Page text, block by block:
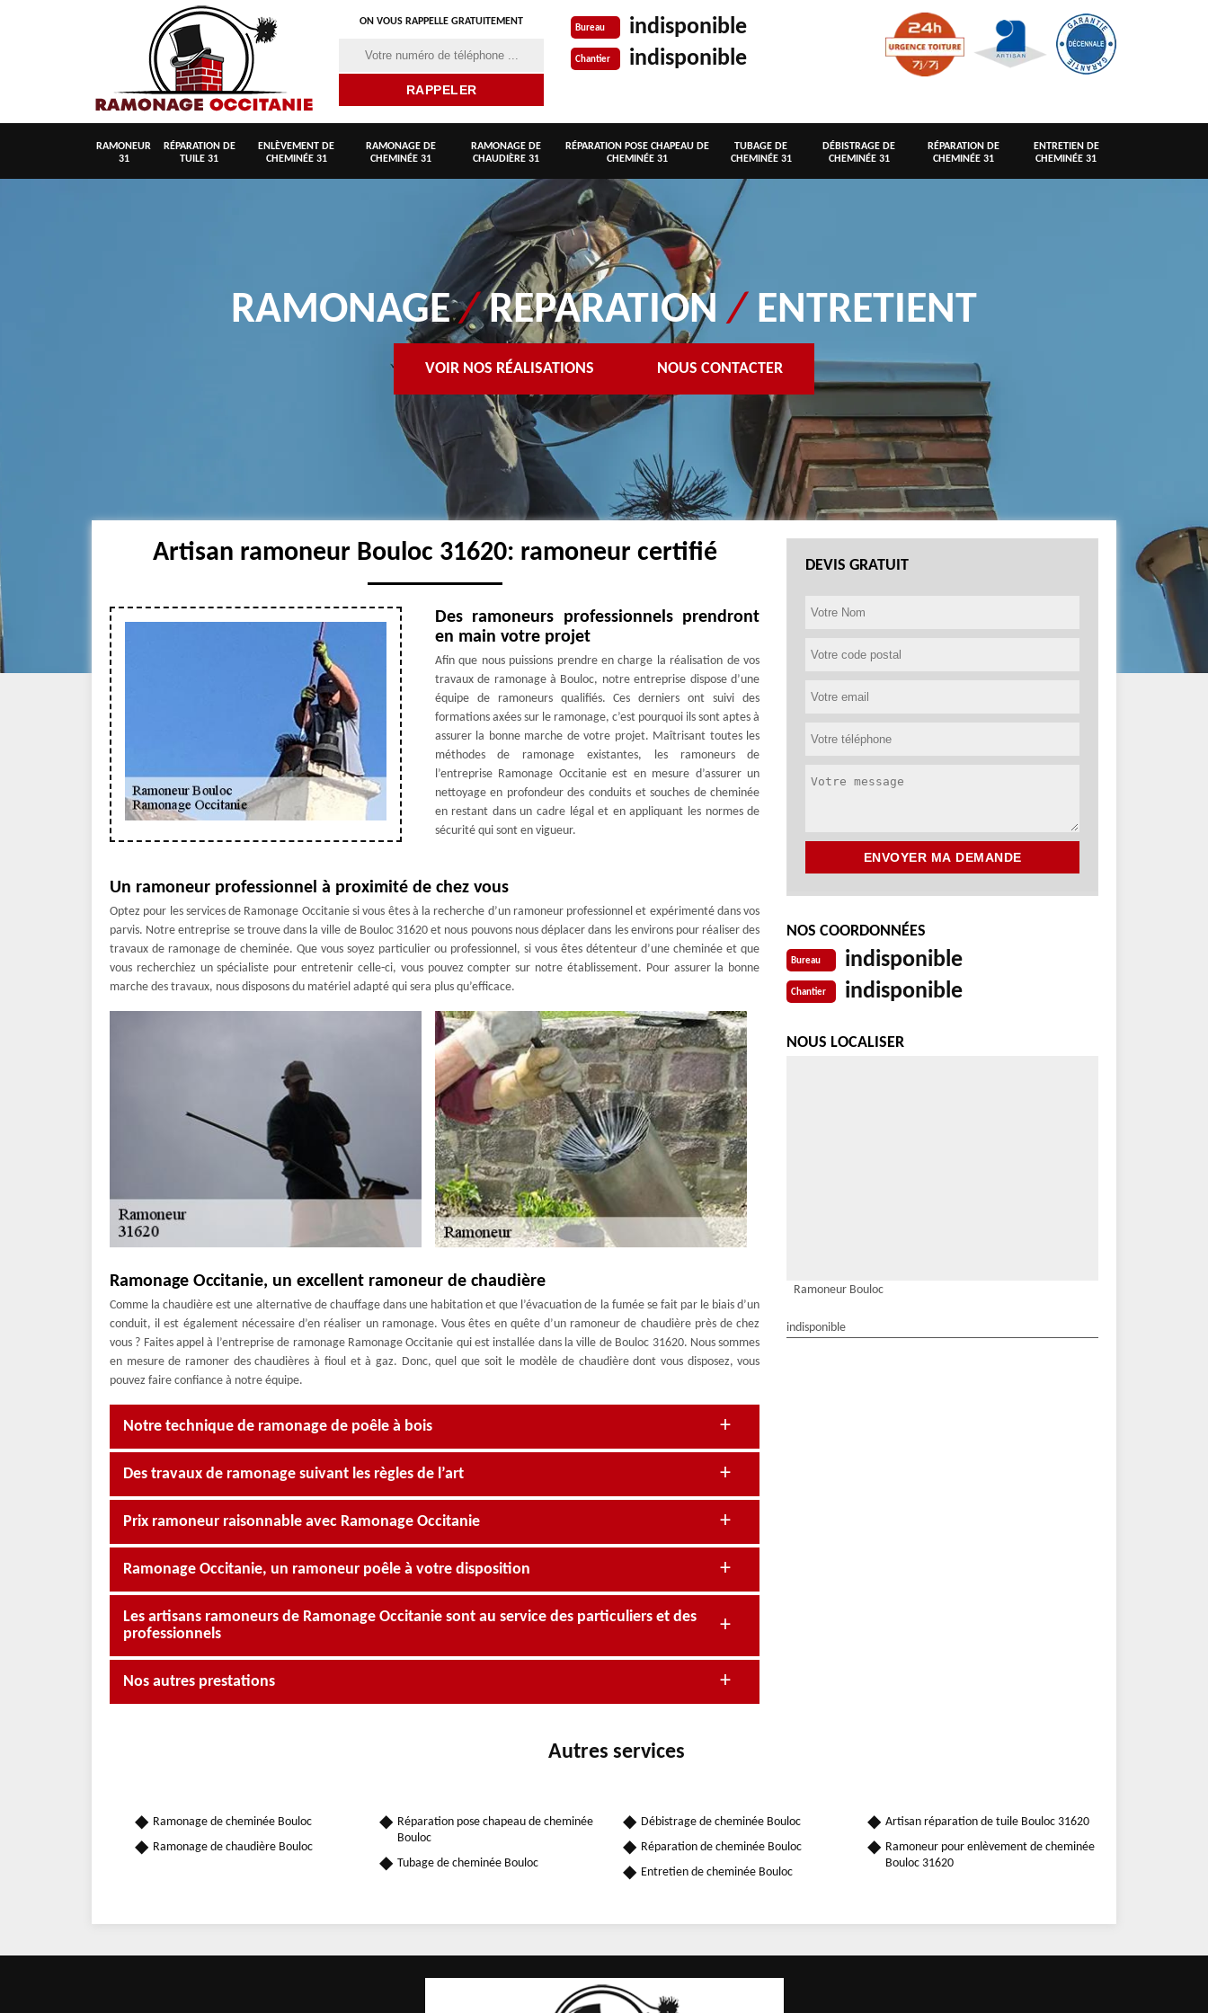
ON VOUS RAPPELLE GRATUITEMENT
Bureau indisponible
Chantier indisponible
RAMONEUR
31
RÉPARATION DE
TUILE 31
ENLÈVEMENT DE
CHEMINÉE 31
RAMONAGE DE
CHEMINÉE 31
RAMONAGE DE
CHAUDIÈRE 31
RÉPARATION POSE CHAPEAU DE
CHEMINÉE 31
TUBAGE DE
CHEMINÉE 31
DÉBISTRAGE DE
CHEMINÉE 31
RÉPARATION DE
CHEMINÉE 31
ENTRETIEN DE
CHEMINÉE 31
RAMONAGE/REPARATION/ ENTRETIENT
VOIR NOS RÉALISATIONS NOUS CONTACTER
Artisan ramoneur Bouloc 31620: ramoneur certifié
Des ramoneurs professionnels prendront
en main votre projet
Afin que nous puissions prendre en charge la réalisation de vos
travaux de ramonage à Bouloc, notre entreprise dispose d’une
équipe de ramoneurs qualifiés. Ces derniers ont suivi des
formations axées sur le ramonage, c’est pourquoi ils sont aptes à
assurer la bonne marche de votre projet. Maîtrisant toutes les
méthodes de ramonage existantes, les ramoneurs de
l’entreprise Ramonage Occitanie est en mesure d’assurer un
nettoyage en profondeur des conduits et souches de cheminée
en restant dans un cadre légal et en appliquant les normes de
sécurité qui sont en vigueur.
Un ramoneur professionnel à proximité de chez vous
Optez pour les services de Ramonage Occitanie si vous êtes à la recherche d’un ramoneur professionnel et expérimenté dans vos
parvis. Notre entreprise se trouve dans la ville de Bouloc 31620 et nous pouvons nous déplacer dans les environs pour réaliser des
travaux de ramonage de cheminée. Que vous soyez particulier ou professionnel, si vous êtes détenteur d’une cheminée et que
vous recherchiez un spécialiste pour entretenir celle-ci, vous pouvez compter sur notre établissement. Pour assurer la bonne
marche des travaux, nous disposons du matériel adapté qui sera plus qu’efficace.
Ramonage Occitanie, un excellent ramoneur de chaudière
Comme la chaudière est une alternative de chauffage dans une habitation et que l’évacuation de la fumée se fait par le biais d’un
conduit, il est également nécessaire d’en réaliser un ramonage. Vous êtes en quête d’un ramoneur de chaudière près de chez
vous ? Faites appel à l’entreprise de ramonage Ramonage Occitanie qui est installée dans la ville de Bouloc 31620. Nous sommes
en mesure de ramoner des chaudières à fioul et à gaz. Donc, quel que soit le modèle de chaudière dont vous disposez, vous
pouvez faire confiance à notre équipe.
Notre technique de ramonage de poêle à bois
Des travaux de ramonage suivant les règles de l’art
Prix ramoneur raisonnable avec Ramonage Occitanie
Ramonage Occitanie, un ramoneur poêle à votre disposition
Les artisans ramoneurs de Ramonage Occitanie sont au service des particuliers et des
professionnels
Nos autres prestations
DEVIS GRATUIT
NOS COORDONNÉES
Bureau indisponible
Chantier indisponible
NOUS LOCALISER
Ramoneur Bouloc
indisponible
Autres services
Ramonage de cheminée Bouloc
Ramonage de chaudière Bouloc
Réparation pose chapeau de cheminée
Bouloc
Tubage de cheminée Bouloc
Débistrage de cheminée Bouloc
Réparation de cheminée Bouloc
Entretien de cheminée Bouloc
Artisan réparation de tuile Bouloc 31620
Ramoneur pour enlèvement de cheminée
Bouloc 31620